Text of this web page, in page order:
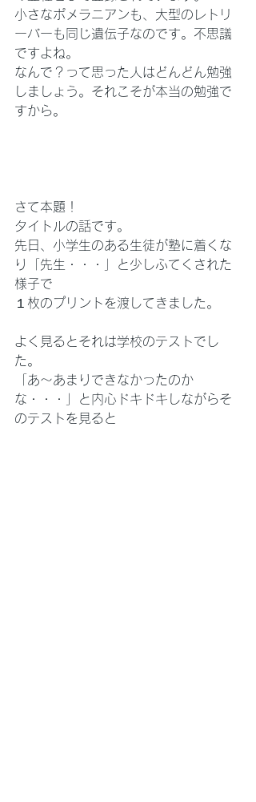
小さなポメラニアンも、大型のレトリ
ーバーも同じ遺伝子なのです。不思議
ですよね。
なんで？って思った人はどんどん勉強
しましょう。それこそが本当の勉強で
すから。
さて本題！
タイトルの話です。
先日、小学生のある生徒が塾に着くな
り「先生・・・」と少しふてくされた
様子で
１枚のプリントを渡してきました。
よく見るとそれは学校のテストでし
た。
「あ～あまりできなかったのか
な・・・」と内心ドキドキしながらそ
のテストを見ると